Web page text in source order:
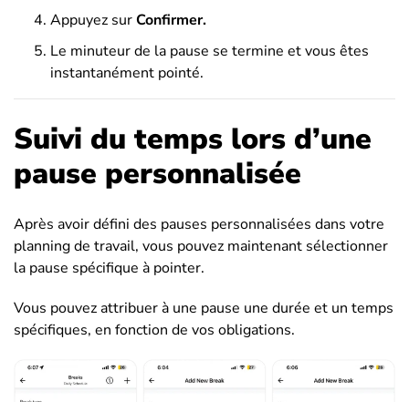
Appuyez surConfirmer.
Le minuteur de la pause se termine et vous êtes
instantanément pointé.
Suivi du temps lors d’une
pause personnalisée
Après avoir défini des pauses personnalisées dans votre
planning de travail, vous pouvez maintenant sélectionner
la pause spécifique à pointer.
Vous pouvez attribuer à une pause une durée et un temps
spécifiques, en fonction de vos obligations.